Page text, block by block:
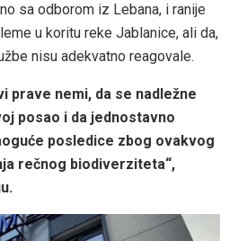
sa odborom iz Lebana, i ranije
u koritu reke Jablanice, ali da,
nisu adekvatno reagovale.
prave nemi, da se nadležne
posao i da jednostavno
posledice zbog ovakvog
rečnog biodiverziteta“,